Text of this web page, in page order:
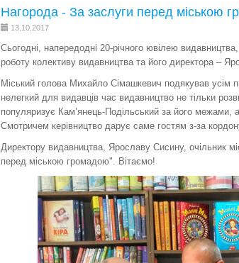
Нагорода - За заслуги перед міською
13.10.2017
Сьогодні, напередодні 20-річного ювілею
роботу колективу видавництва та його директора –
Міський голова Михайло Сімашкевич подякував усім
нелегкий для видавців час видавництво не тільки
популяризує Кам’янець-Подільський за його межами,
Смотричем керівництво дарує саме гостям з-за
Директору видавництва, Ярославу Сисину, очільник
перед міською громадою". Вітаємо!